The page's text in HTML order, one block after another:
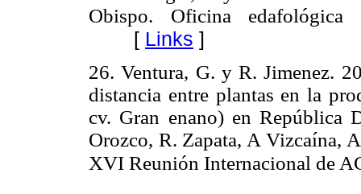
Obispo. Oficina
[ Links ]
26. Ventura, G. y R. Jimenez.
distancia entre plantas en la
cv. Gran enano) en República
Orozco, R. Zapata, A Vizcaína,
XVI Reunión Internacional de